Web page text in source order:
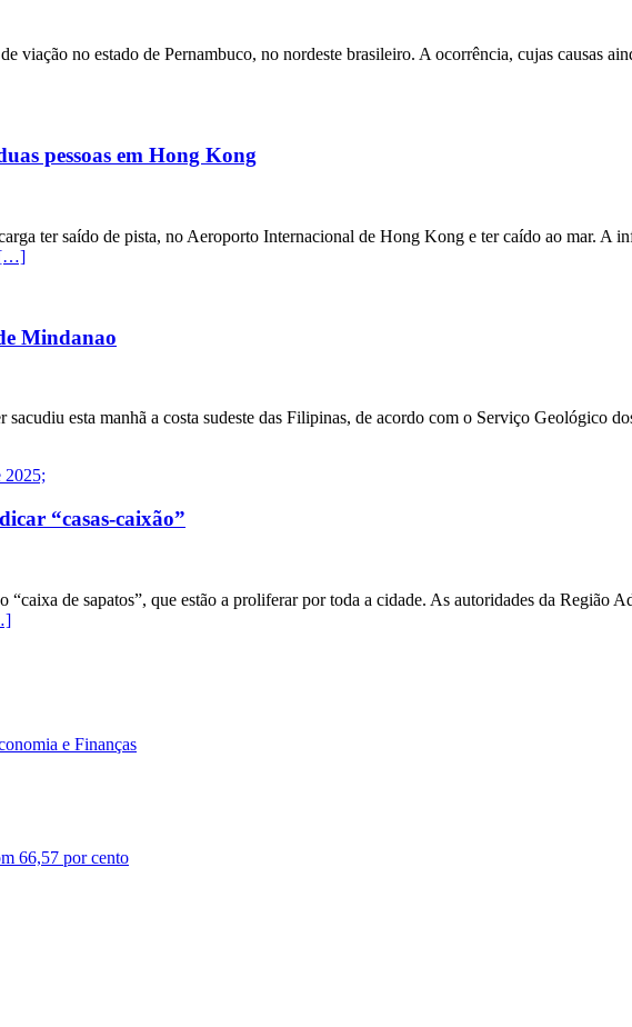
viação no estado de Pernambuco, no nordeste brasileiro. A ocorrência, cujas causas
pessoas em Hong Kong
ter saído de pista, no Aeroporto Internacional de Hong Kong e ter caído ao mar. A
Mindanao
esta manhã a costa sudeste das Filipinas, de acordo com o Serviço Geológico
“casas-caixão”
de sapatos”, que estão a proliferar por toda a cidade. As autoridades da
e Finanças
66,57 por cento